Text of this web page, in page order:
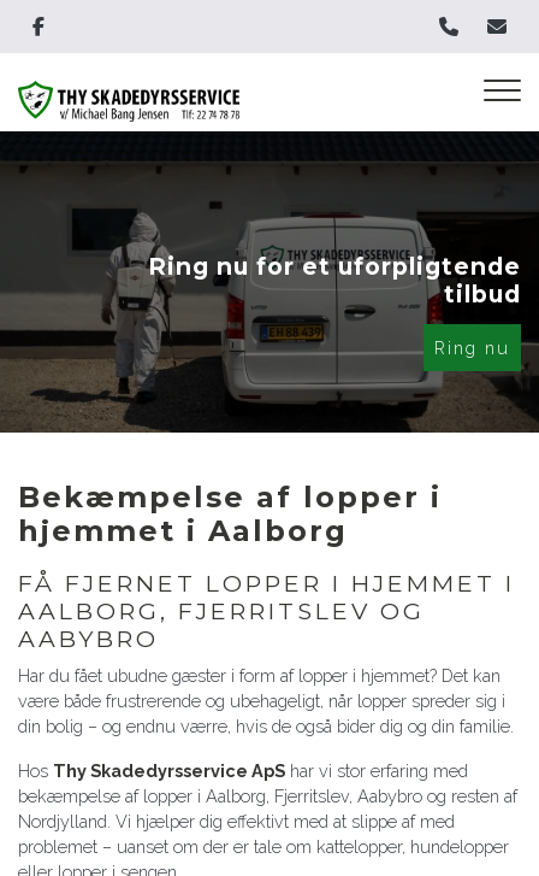
Ring nu for et uforpligtende
tilbud
Ring nu
Bekæmpelse af lopper i
hjemmet i Aalborg
FÅ FJERNET LOPPER I HJEMMET I
AALBORG, FJERRITSLEV OG
AABYBRO
Har du fået ubudne gæster i form af lopper i hjemmet? Det kan
være både frustrerende og ubehageligt, når lopper spreder sig i
din bolig – og endnu værre, hvis de også bider dig og din familie.
Hos Thy Skadedyrsservice ApS har vi stor erfaring med
bekæmpelse af lopper i Aalborg, Fjerritslev, Aabybro og resten af
Nordjylland. Vi hjælper dig effektivt med at slippe af med
problemet – uanset om der er tale om kattelopper, hundelopper
eller lopper i sengen.